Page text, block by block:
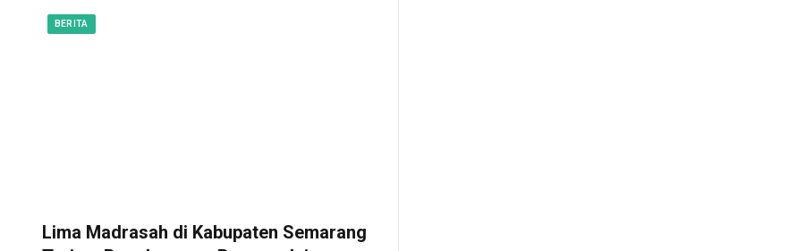
BERITA
Lima Madrasah di Kabupaten Semarang